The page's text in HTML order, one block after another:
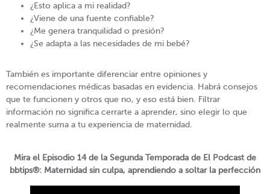
¿Esto aplica a mi realidad?
¿Viene de una fuente confiable?
¿Me genera tranquilidad o presión?
¿Se adapta a las necesidades de mi bebé?
También es importante diferenciar entre opiniones y
recomendaciones médicas basadas en evidencia. Habrá consejos
que te funcionen y otros que no, y eso está bien. Filtrar
información no significa cerrarte a aprender, sino elegir lo que
realmente suma a tu experiencia de maternidad.
Mira el Episodio 14 de la Segunda Temporada de El Podcast de
bbtips®: Maternidad sin culpa, aprendiendo a soltar la perfección